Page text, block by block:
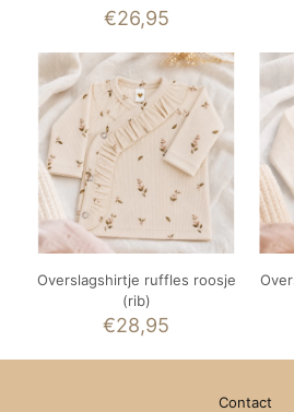
Gewaardeerd
5.00
€26,95
Overslagshirtje ruffles roosje
(rib)
€28,95
Contact